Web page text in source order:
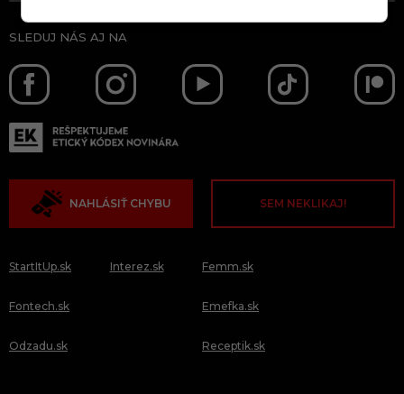
SLEDUJ NÁS AJ NA
NAHLÁSIŤ CHYBU SEM NEKLIKAJ!
StartItUp.sk
Fontech.sk
Odzadu.sk
Interez.sk Femm.sk
Emefka.sk
Receptik.sk